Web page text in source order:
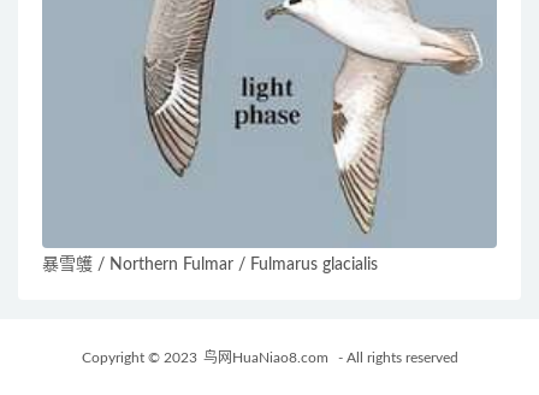
暴雪鹱 / Northern Fulmar / Fulmarus glacialis
Copyright © 2023 鸟网HuaNiao8.com - All rights reserved